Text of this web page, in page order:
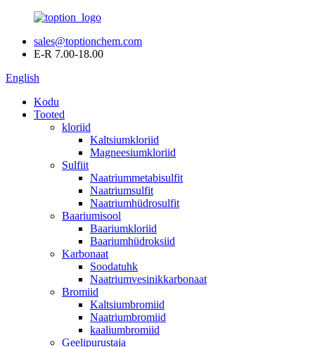
sales@toptionchem.com
E-R 7.00-18.00
English
Kodu
Tooted
kloriid
Kaltsiumkloriid
Magneesiumkloriid
Sulfiit
Naatriummetabisulfit
Naatriumsulfit
Naatriumhüdrosulfit
Baariumisool
Baariumkloriid
Baariumhüdroksiid
Karbonaat
Soodatuhk
Naatriumvesinikkarbonaat
Bromiid
Kaltsiumbromiid
Naatriumbromiid
kaaliumbromiid
Geelipurustaja